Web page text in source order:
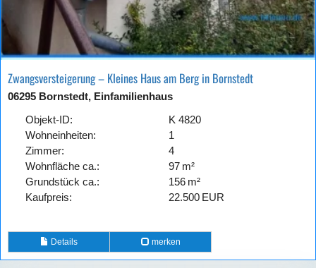
Zwangsversteigerung – Kleines Haus am Berg in Bornstedt
06295 Bornstedt, Einfamilienhaus
Objekt-ID:
K 4820
Wohneinheiten:
1
Zimmer:
4
Wohnfläche ca.:
97 m²
Grund­stück ca.:
156 m²
Kaufpreis:
22.500 EUR
Details merken